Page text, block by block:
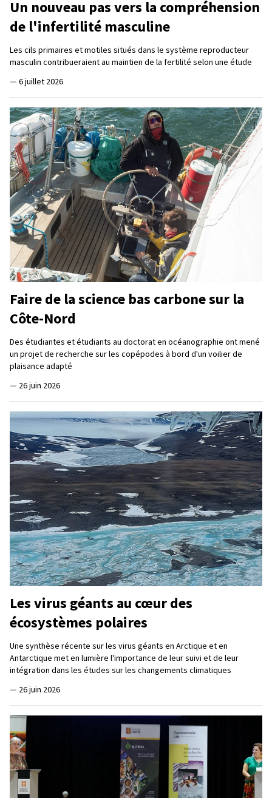
Un nouveau pas vers la compréhension
de l'infertilité masculine
Les cils primaires et motiles situés dans le système reproducteur
masculin contribueraient au maintien de la fertilité selon une étude
— 6 juillet 2026
Faire de la science bas carbone sur la
Côte-Nord
Des étudiantes et étudiants au doctorat en océanographie ont mené
un projet de recherche sur les copépodes à bord d'un voilier de
plaisance adapté
— 26 juin 2026
Les virus géants au cœur des
écosystèmes polaires
Une synthèse récente sur les virus géants en Arctique et en
Antarctique met en lumière l'importance de leur suivi et de leur
intégration dans les études sur les changements climatiques
— 26 juin 2026